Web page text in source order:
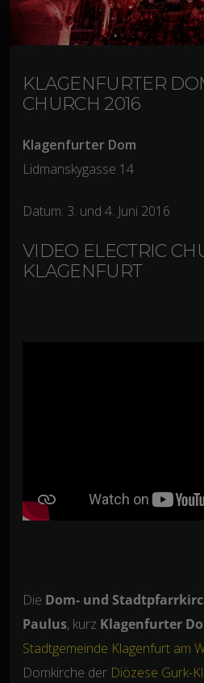
KLAGENFURTER
CHURCH 2016
Klagenfurter Dom
Lidmanskygasse 14
Datum: 3. und 4. Juni 2016
VIDEO ELECTRIC
KLAGENFURT
Die Dom- und
Paulus, kurz Klagenfurter
Stadtgemeinde Klagenfurt am
Domkirche der Diözese Gurk-